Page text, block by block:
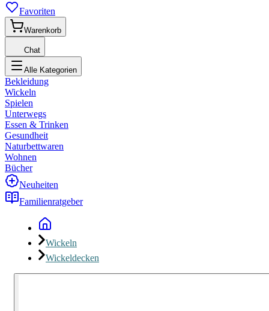
Favoriten
Warenkorb
Chat
Alle Kategorien
Bekleidung
Wickeln
Spielen
Unterwegs
Essen & Trinken
Gesundheit
Naturbettwaren
Wohnen
Bücher
Neuheiten
Familienratgeber
Wickeln
Wickeldecken